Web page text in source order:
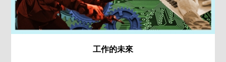
工作的未來